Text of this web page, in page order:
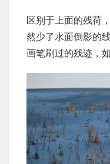
区别于上面的残荷
然少了水面倒影的
画笔刷过的残迹，